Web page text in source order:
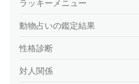
ラッキーメニュー
動物占いの鑑定結果
性格診断
対人関係